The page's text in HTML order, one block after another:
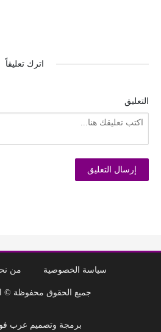
اترك تعليقاً
التعليق
سياسة الخصوصية من
جميع الحقوق محفوظة
برمجة وتصميم عرب